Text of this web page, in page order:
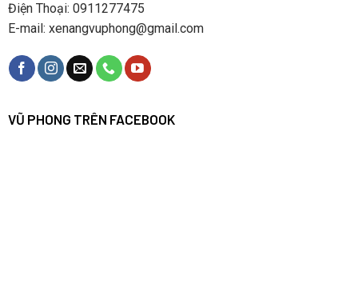
Điện Thoại: 0911277475
E-mail: xenangvuphong@gmail.com
VŨ PHONG TRÊN FACEBOOK